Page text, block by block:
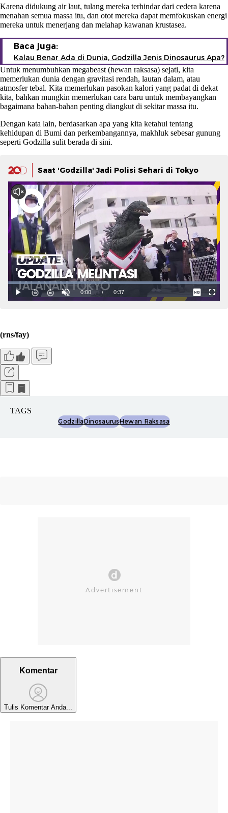
Karena didukung air laut, tulang mereka terhindar dari cedera karena
menahan semua massa itu, dan otot mereka dapat memfokuskan energi
mereka untuk menerjang dan melahap kawanan krustasea.
Baca juga:
Kalau Benar Ada di Dunia, Godzilla Jenis Dinosaurus Apa?
Untuk menumbuhkan megabeast (hewan raksasa) sejati, kita
memerlukan dunia dengan gravitasi rendah, lautan dalam, atau
atmosfer tebal. Kita memerlukan pasokan kalori yang padat di dekat
kita, bahkan mungkin memerlukan cara baru untuk membayangkan
bagaimana bahan-bahan penting diangkut di sekitar massa itu.
Dengan kata lain, berdasarkan apa yang kita ketahui tentang
kehidupan di Bumi dan perkembangannya, makhluk sebesar gunung
seperti Godzilla sulit berada di sini.
Saat 'Godzilla' Jadi Polisi Sehari di Tokyo
(rns/fay)
TAGS
GodzillaDinosaurusHewan Raksasa
Komentar
Tulis Komentar Anda...